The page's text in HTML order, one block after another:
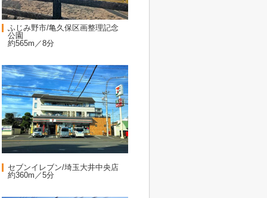
ふじみ野市/亀久保区画整理記念
公園
約565m／8分
セブンイレブン/埼玉大井中央店
約360m／5分